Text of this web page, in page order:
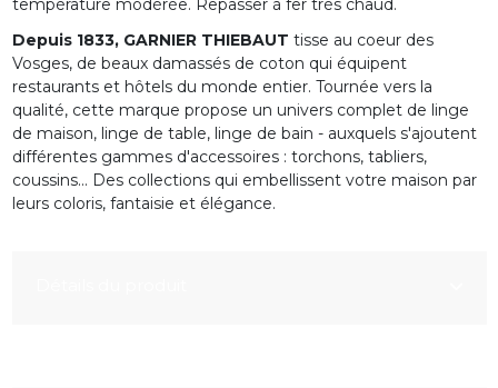
Depuis 1833, GARNIER THIEBAUT tisse au coeur des
Vosges, de beaux damassés de coton qui équipent
restaurants et hôtels du monde entier. Tournée vers la
qualité, cette marque propose un univers complet de linge
de maison, linge de table, linge de bain - auxquels s'ajoutent
différentes gammes d'accessoires : torchons, tabliers,
coussins... Des collections qui embellissent votre maison par
leurs coloris, fantaisie et élégance.